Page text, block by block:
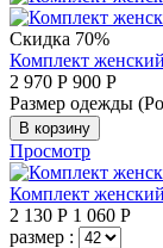
Скидка 70%
Комплект
2 970 Р 900 Р
Размер одежды
В корзину
Просмотр
Комплект
2 130 Р 1 060 Р
размер :